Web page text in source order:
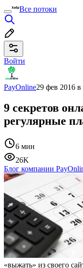
Все потоки
Войти
PayOnline29 фев 2016 в
9 секретов
регулярные
6 мин
26K
Блог компании
«выжать» из своего